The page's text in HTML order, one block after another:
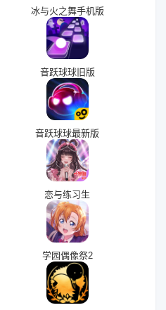
冰与火之舞手机版
音跃球球旧版
音跃球球最新版
恋与练习生
学园偶像祭2